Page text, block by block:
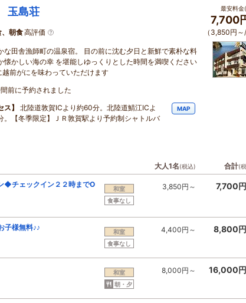
玉島荘
、朝食高評価
な田舎漁師町の温泉宿。 目の前に沈む夕日と新鮮で素朴な料
懐かしい海の幸 を堪能しゆっくりとした時間を満喫ください
越前がにを味わっていただけます
前に予約されました
ス】
北陸道敦賀ICより約60分。北陸道鯖江ICよ
。【冬季限定】ＪＲ敦賀駅より予約制シャトルバ
MAP
最安料金
7,700
（3,850円～/
大人1名(税込) 合計(
◆チェックイン２２時までO
和室
食事なし
3,850円～ 7,700
子様無料♪♪
和室
食事なし
4,400円～ 8,800
和室
朝・夕
8,000円～ 16,000